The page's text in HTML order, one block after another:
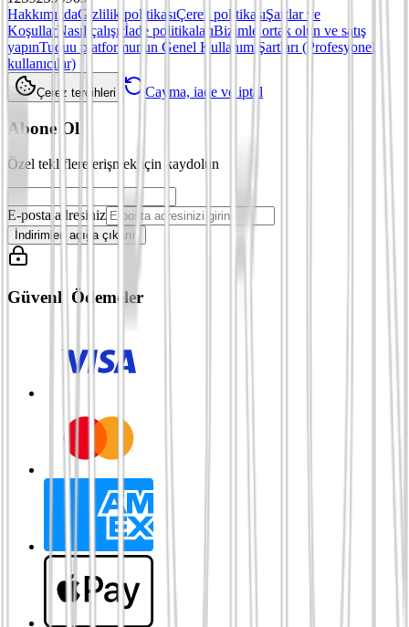
HakkımızdaGizlilik politikasıÇerez politikasıŞartlar ve
KoşullarNasıl çalışırİade politikalarıBizimle ortak olun ve satış
yapınTuduu platformunun Genel Kullanım Şartları (Profesyonel
kullanıcılar)
Çerez tercihleri Cayma, iade ve iptal
Abone Ol
Özel tekliflere erişmek için kaydolun
E-posta adresiniz
İndirimleri açığa çıkarın
Güvenli Ödemeler